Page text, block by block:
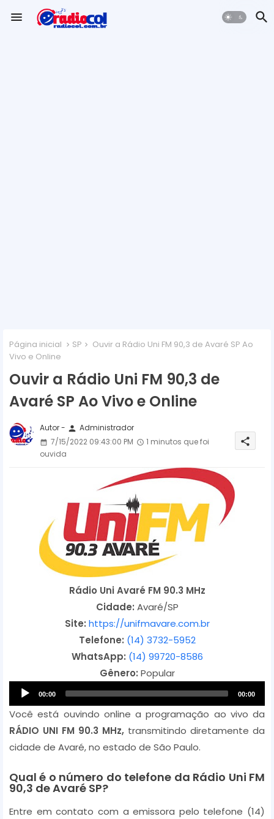
Página inicial SP
Ouvir a Rádio Uni FM 90,3 de Avaré SP Ao
Vivo e Online
Ouvir a Rádio Uni FM 90,3 de
Avaré SP Ao Vivo e Online
Autor - person Administrador
7/15/2022 09:43:00 PM
1 minutos que foi
ouvida
share
Rádio Uni Avaré FM 90.3 MHz
Cidade: Avaré/SP
Site: https://unifmavare.com.br
Telefone: (14) 3732-5952
WhatsApp: (14) 99720-8586
Gênero: Popular
A
u
P
00:00 00:00
Você está ouvindo online a programação ao vivo da
RÁDIO UNI FM 90.3 MHz, transmitindo diretamente da
cidade de Avaré, no estado de São Paulo.
Qual é o número do telefone da Rádio Uni FM
90,3 de Avaré SP?
Entre em contato com a emissora pelo telefone (14)